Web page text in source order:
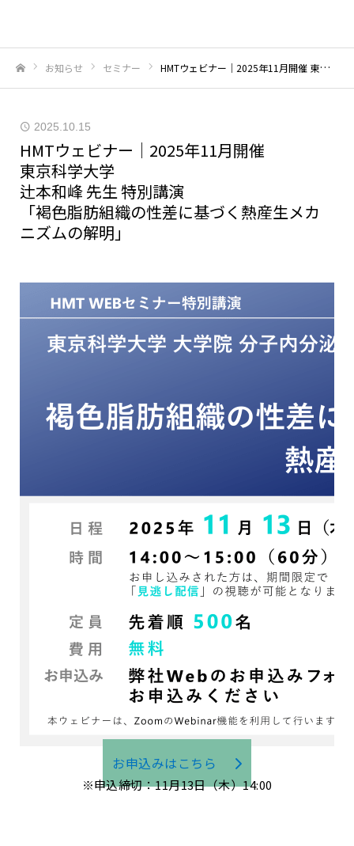
お知らせ セミナー HMTウェビナー｜2025年11月開催 東京科学大学辻本和峰 先生 特別講演「褐色脂肪組織の性差に基づく熱産生メカニズムの解明」
2025.10.15
HMTウェビナー｜2025年11月開催
東京科学大学
辻本和峰 先生 特別講演
「褐色脂肪組織の性差に基づく熱産生メカ
ニズムの解明」
お申込みはこちら
※申込締切：11月13日（木）14:00